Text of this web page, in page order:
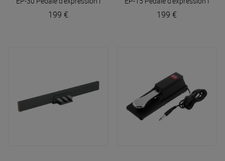
199 € 199 €